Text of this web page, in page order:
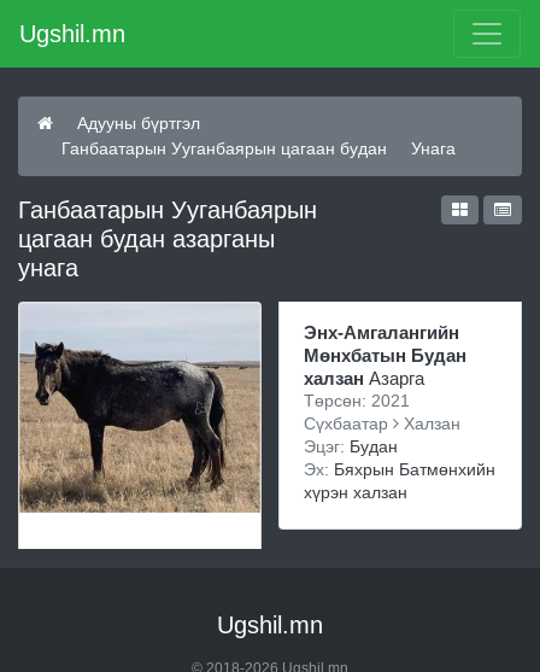
Ugshil.mn
Адууны бүртгэл
Ганбаатарын Ууганбаярын цагаан будан
Унага
Ганбаатарын Ууганбаярын
цагаан будан азарганы
унага
Энх-Амгалангийн
Мөнхбатын Будан
халзан Азарга
Төрсөн: 2021
Сүхбаатар
Халзан
Эцэг: Будан
Эх: Бяхрын Батмөнхийн
хүрэн халзан
Ugshil.mn
© 2018-2026 Ugshil.mn